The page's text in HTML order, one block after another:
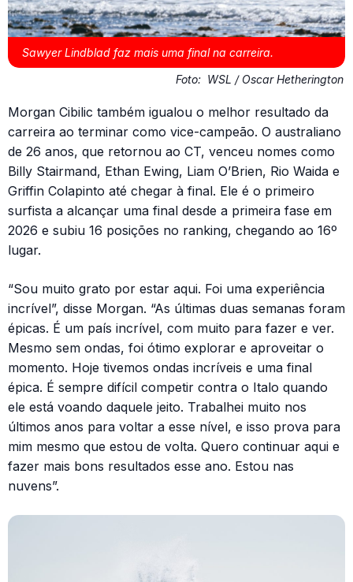
Sawyer Lindblad faz mais uma final na carreira.
Foto: WSL / Oscar Hetherington
Morgan Cibilic também igualou o melhor resultado da
carreira ao terminar como vice-campeão. O australiano
de 26 anos, que retornou ao CT, venceu nomes como
Billy Stairmand, Ethan Ewing, Liam O’Brien, Rio Waida e
Griffin Colapinto até chegar à final. Ele é o primeiro
surfista a alcançar uma final desde a primeira fase em
2026 e subiu 16 posições no ranking, chegando ao 16º
lugar.
“Sou muito grato por estar aqui. Foi uma experiência
incrível”, disse Morgan. “As últimas duas semanas foram
épicas. É um país incrível, com muito para fazer e ver.
Mesmo sem ondas, foi ótimo explorar e aproveitar o
momento. Hoje tivemos ondas incríveis e uma final
épica. É sempre difícil competir contra o Italo quando
ele está voando daquele jeito. Trabalhei muito nos
últimos anos para voltar a esse nível, e isso prova para
mim mesmo que estou de volta. Quero continuar aqui e
fazer mais bons resultados esse ano. Estou nas
nuvens”.